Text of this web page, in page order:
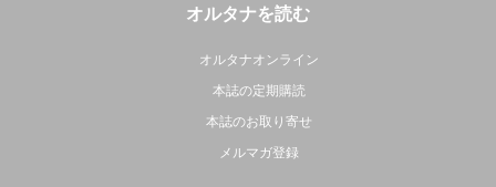
オルタナを読む
オルタナオンライン
本誌の定期購読
本誌のお取り寄せ
メルマガ登録